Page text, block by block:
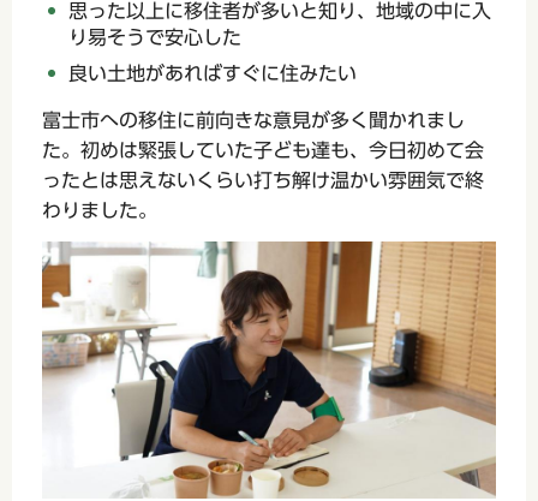
思った以上に移住者が多いと知り、地域の中に入
り易そうで安心した
良い土地があればすぐに住みたい
富士市への移住に前向きな意見が多く聞かれまし
た。初めは緊張していた子ども達も、今日初めて会
ったとは思えないくらい打ち解け温かい雰囲気で終
わりました。